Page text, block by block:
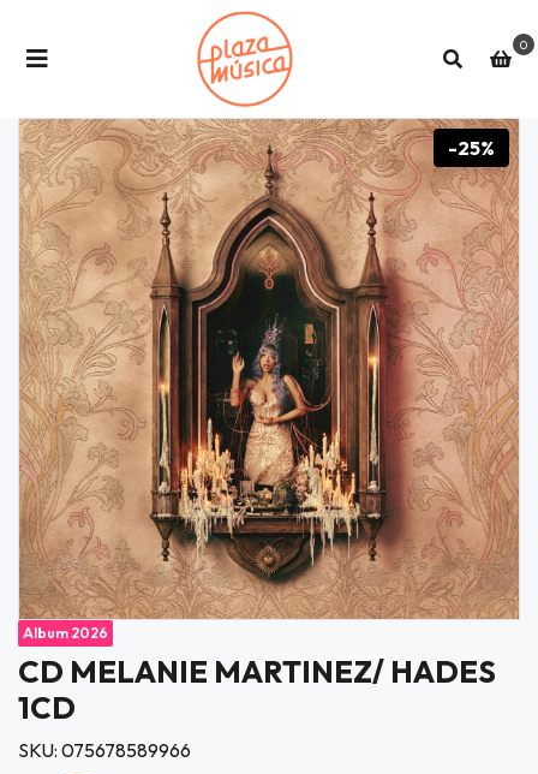
0
-25%
Album 2026
CD MELANIE MARTINEZ/ HADES
1CD
SKU: 075678589966